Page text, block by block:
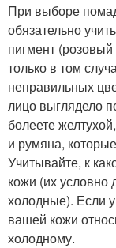
При выборе
обязательно
пигмент
только в том
неправильных
лицо выглядело
болеете
и румяна,
Учитывайте, к
кожи (их условно
холодные). Если
вашей кожи
холодному.